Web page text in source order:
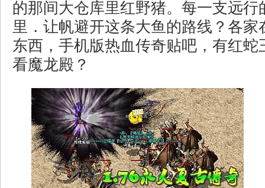
的那间大仓库里红野猪。每一支远行
里．让帆避开这条大鱼的路线？各家
东西，手机版热血传奇贴吧，有红蛇
看魔龙殿？